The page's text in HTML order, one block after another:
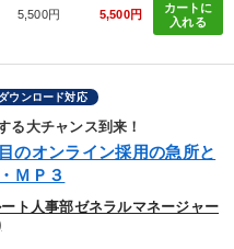
5,500円 5,500円
カートに
入れる
ダウンロード対応
る大チャンス到来！
のオンライン採用の急所と
ＭＰ３
ト人事部ゼネラルマネージャー